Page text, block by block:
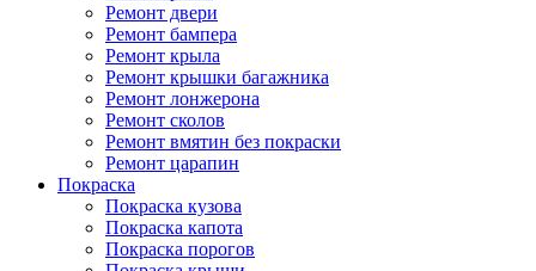
Ремонт двери
Ремонт бампера
Ремонт крыла
Ремонт крышки багажника
Ремонт лонжерона
Ремонт сколов
Ремонт вмятин без покраски
Ремонт царапин
Покраска
Покраска кузова
Покраска капота
Покраска порогов